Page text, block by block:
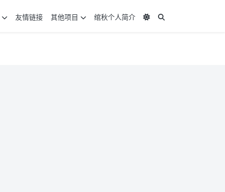
友情链接 其他项目 绾秋个人简介